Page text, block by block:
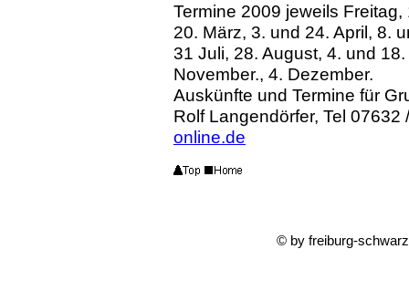
Termine 2009 jeweils Freitag,
20. März, 3. und 24. April, 8.
31 Juli, 28. August, 4. und
November., 4. Dezember.
Auskünfte und Termine für
Rolf Langendörfer, Tel
online.de
© by freiburg-